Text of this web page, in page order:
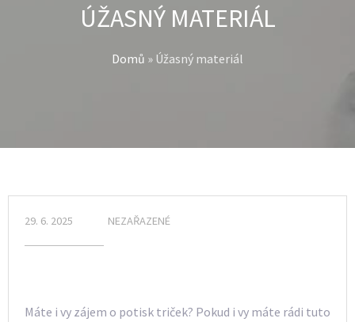
ÚŽASNÝ MATERIÁL
Domů » Úžasný materiál
29. 6. 2025 NEZAŘAZENÉ
Máte i vy zájem o potisk triček? Pokud i vy máte rádi tuto